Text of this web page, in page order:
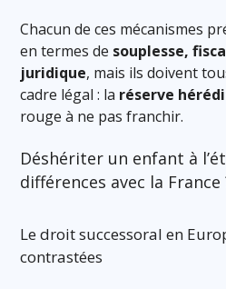
Chacun de ces mécanismes
en termes de souplesse,
juridique, mais ils doivent
cadre légal : la réserve
rouge à ne pas franchir.
Déshériter un enfant à
différences avec la France
Le droit successoral en
contrastées